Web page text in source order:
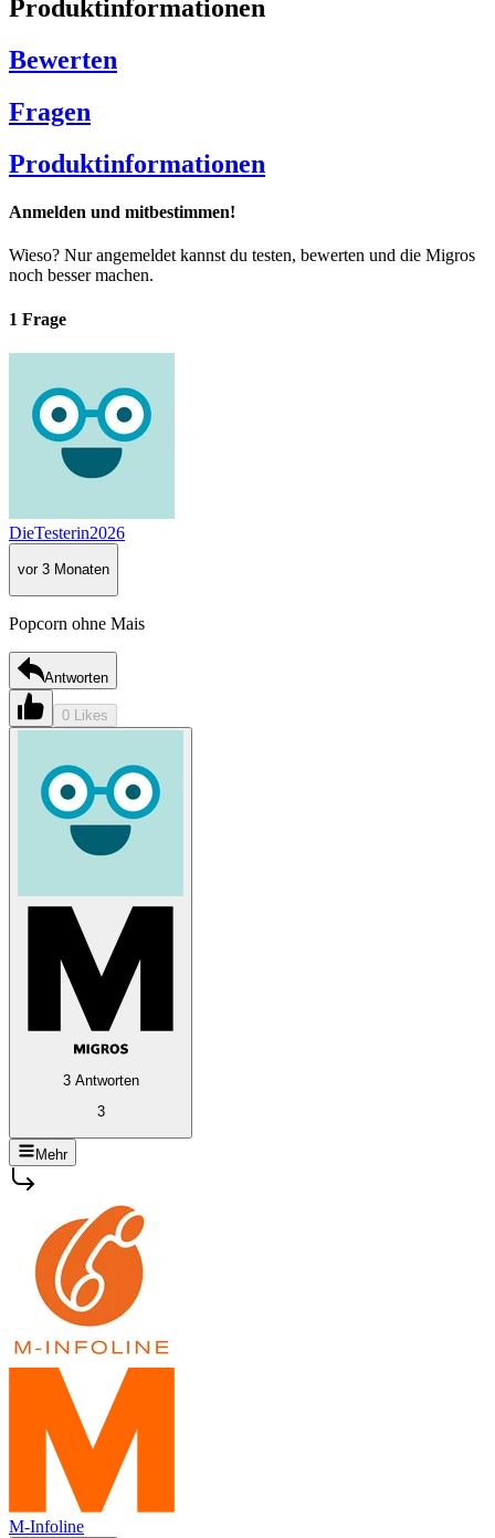
Produktinformationen
Bewerten
Fragen
Produktinformationen
Anmelden und mitbestimmen!
Wieso? Nur angemeldet kannst du testen, bewerten und die Migros
noch besser machen.
1 Frage
DieTesterin2026
vor 3 Monaten
Popcorn ohne Mais
Antworten
0 Likes
3 Antworten
3
Mehr
M-Infoline